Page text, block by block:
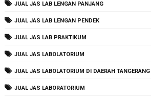
JUAL JAS LAB LENGAN PANJANG
JUAL JAS LAB LENGAN PENDEK
JUAL JAS LAB PRAKTIKUM
JUAL JAS LABOLATORIUM
JUAL JAS LABOLATORIUM DI DAERAH TANGERANG
JUAL JAS LABORATORIUM